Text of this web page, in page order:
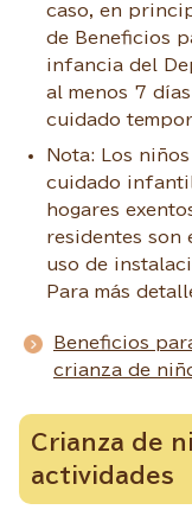
caso, en
de Beneficios
infancia del
al menos 7
cuidado
Nota: Los
cuidado
hogares
residentes son
uso de
Para más
Beneficios
crianza de
Crianza de
actividades